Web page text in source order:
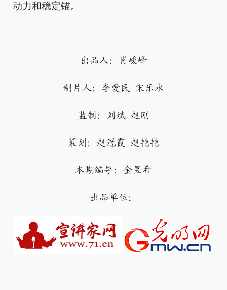
动力和稳定锚。
出品人：肖峻峰
制片人：李爱民 宋乐永
监制：刘斌 赵刚
策划：赵冠霞 赵艳艳
本期编导：金昱希
出品单位：